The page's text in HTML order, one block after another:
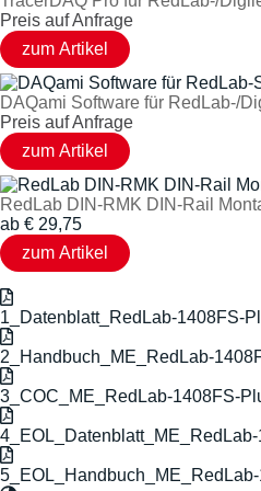
Preis auf Anfrage
DAQami Software für RedLab-/
Preis auf Anfrage
RedLab DIN-RMK DIN-Rail
ab € 29,75
1_Datenblatt_RedLab-1408FS-
2_Handbuch_ME_RedLab-
3_COC_ME_RedLab-1408FS-